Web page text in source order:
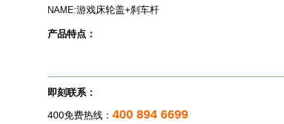
NAME:游戏床轮盖+刹车杆
产品特点：
即刻联系：
400免费热线： 400 894 6699